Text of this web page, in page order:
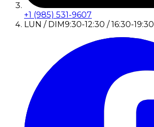
+1 (985) 531-9607
LUN / DIM9:30-12:30 / 16:30-19:30